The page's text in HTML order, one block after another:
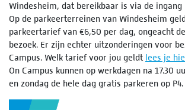
Windesheim, dat bereikbaar is via de ingang
Op de parkeerterreinen van Windesheim
parkeertarief van €6,50 per dag, ongeacht
bezoek. Er zijn echter uitzonderingen voor
Campus. Welk tarief voor jou geldt lees je
On Campus kunnen op werkdagen na 17.30
en zondag de hele dag gratis parkeren op P4.